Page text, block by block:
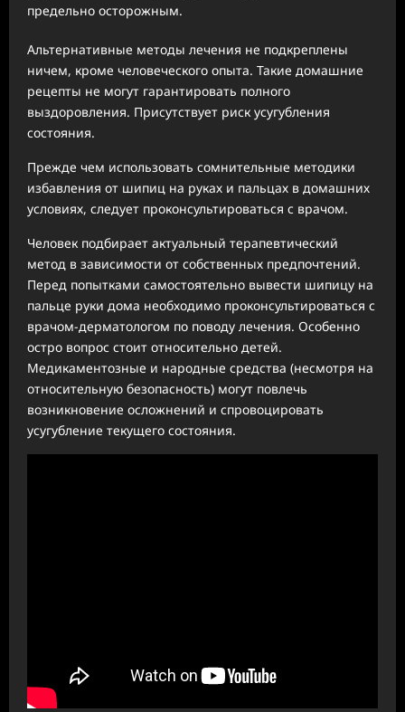
предельно осторожным.
Альтернативные методы лечения не подкреплены
ничем, кроме человеческого опыта. Такие домашние
рецепты не могут гарантировать полного
выздоровления. Присутствует риск усугубления
состояния.
Прежде чем использовать сомнительные методики
избавления от шипиц на руках и пальцах в домашних
условиях, следует проконсультироваться с врачом.
Человек подбирает актуальный терапевтический
метод в зависимости от собственных предпочтений.
Перед попытками самостоятельно вывести шипицу на
пальце руки дома необходимо проконсультироваться с
врачом-дерматологом по поводу лечения. Особенно
остро вопрос стоит относительно детей.
Медикаментозные и народные средства (несмотря на
относительную безопасность) могут повлечь
возникновение осложнений и спровоцировать
усугубление текущего состояния.